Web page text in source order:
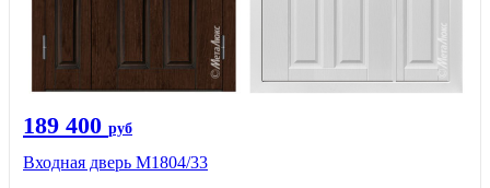
189 400 руб
Входная дверь М1804/33